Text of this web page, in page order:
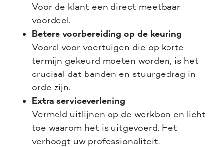
Voor de klant een direct meetbaar
voordeel.
Betere voorbereiding op de keuring
Vooral voor voertuigen die op korte
termijn gekeurd moeten worden, is het
cruciaal dat banden en stuurgedrag in
orde zijn.
Extra serviceverlening
Vermeld uitlijnen op de werkbon en licht
toe waarom het is uitgevoerd. Het
verhoogt uw professionaliteit.